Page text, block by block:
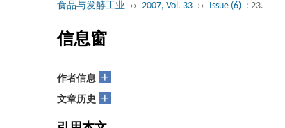
食品与发酵工业 ›› 2007, Vol. 33 ›› Issue (6) : 23.
信息窗
作者信息 +
文章历史 +